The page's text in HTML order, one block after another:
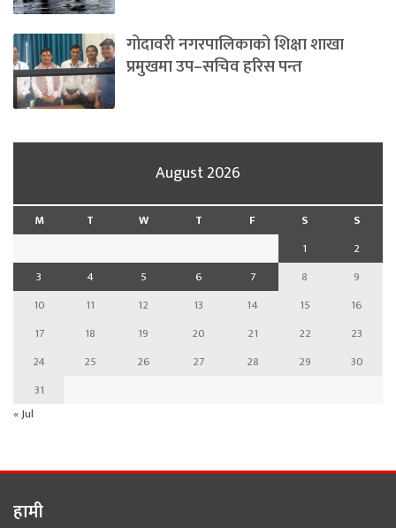
गोदावरी नगरपालिकाको शिक्षा शाखा
प्रमुखमा उप–सचिव हरिस पन्त
August 2026
M T W T F S
S
1
2
3
4 5 6 7 8
9
10
11 12 13 14 15
16
17
18 19 20 21 22
23
24
25 26 27 28 29
30
31
« Jul
हामी